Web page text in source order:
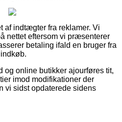
af indtægter fra reklamer. Vi
nettet eftersom vi præsenterer
betaling ifald en bruger fra
og online butikker ajourføres tit,
imod modifikationer der
vi sidst opdaterede sidens